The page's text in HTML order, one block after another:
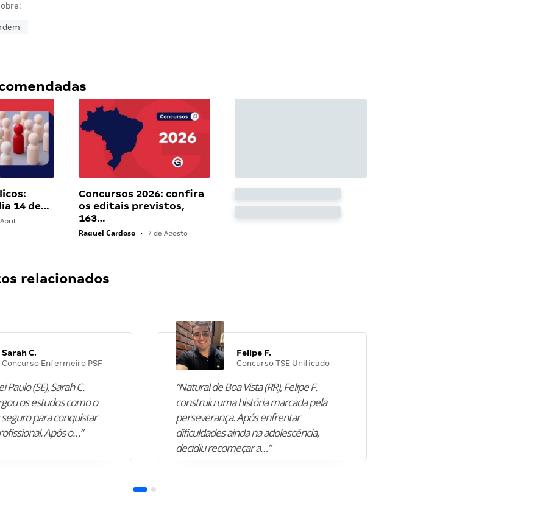
14 de…
Concursos 2026: confira
os editais previstos,
163…
Raquel Cardoso • 7 de Agosto
relacionados
Sarah C.
Concurso Enfermeiro PSF
Paulo (SE), Sarah C.
os estudos como o
para conquistar
Após o…”
Felipe F.
Concurso TSE Unificado
“Natural de Boa Vista (RR), Felipe F.
construiu uma história marcada pela
perseverança. Após enfrentar
dificuldades ainda na adolescência,
decidiu recomeçar a…”